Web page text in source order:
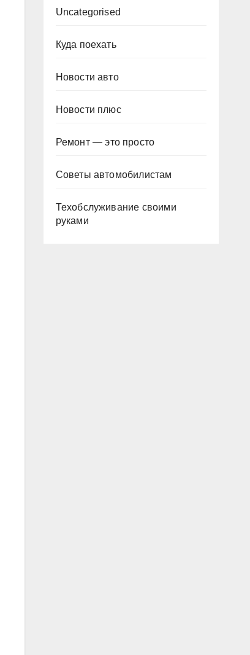
Uncategorised
Куда поехать
Новости авто
Новости плюс
Ремонт — это просто
Советы автомобилистам
Техобслуживание своими
руками